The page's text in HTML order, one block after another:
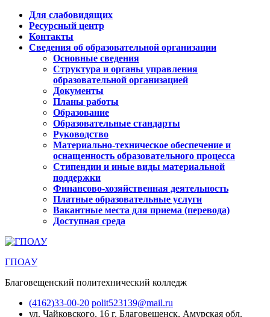
Для слабовидящих
Ресурсный центр
Контакты
Сведения об образовательной организации
Основные сведения
Структура и органы управления
образовательной организацией
Документы
Планы работы
Образование
Образовательные стандарты
Руководство
Материально-техническое обеспечение и
оснащенность образовательного процесса
Стипендии и иные виды материальной
поддержки
Финансово-хозяйственная деятельность
Платные образовательные услуги
Вакантные места для приема (перевода)
Доступная среда
ГПОАУ
Благовещенский политехнический колледж
(4162)33-00-20 polit523139@mail.ru
ул. Чайковского, 16 г. Благовещенск, Амурская обл.